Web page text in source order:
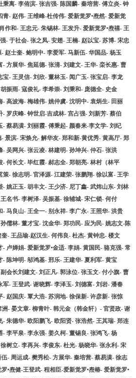
秉离- 李侑滨- 张吉强- 陈国麟- 秦培营- 傅立炎- 钟
- 赵伟- 王维峰-杜传伟- 爱新觉罗•焘然- 爱新觉
作和- 王忠元- 朱锡林- 王发升- 爱新觉罗•焘禧- 王
- 于社会- 张之凤- 安翅- 王楠- 赵以宝- 苏博- 宋忠
赵士奎- 鲍明中- 李爱军- 马新伍- 华国品- 杨玉
- 方展华- 焦延德- 张清- 刘建文- 王华- 栾长惠- 曹
宝- 王灵信- 刘欣- 董林玉- 闻广玉- 张宝启- 李龙
振雨- 寇俊礼- 李希崇- 刘秉和- 庞德全- 史金
- 高波海- 梅雄伟- 姚仲虞- 沈明中- 袁炳生- 田丽
- 罗庆峰- 钟世启-吉成林- 宫占强- 刘新芳- 蔡伯
- 蔡易潢- 刘丽霞- 傅秉起- 颜春来-李文学- 刘纪
景滨- 宋焕允- 解华友- 郑和新-黄优秀- 黄高厅- 郑
- 吴网兴- 张云凌- 林建明- 孙坤兴- 仲石- 张洪
- 何长文- 毕红霞- 郝志全- 郑朝亮- 林村（林平
策- 徐志明- 官泽源- 江建荣- 张鹏翔- 徐以富- 王学
- 姚正玉- 胡丰文- 王少济- 尼丁鑫- 武炜山东- 刘林
名书- 李树泽- 吴振基- 徐辅城- 宋仁锁- 何付
- 马良山- 王全一- 别永祥- 李广永- 王照华- 洪贵
儒林- 董才宝- 沈金华- 郑功民- 应为民- 姚志文-陈
- 王品瑜-赵汉生- 何伟良- 杜杰- 黄钟忠- 楼文
卢婵娟- 爱新觉罗•金适- 李娟- 黄国民- 骆克强- 常
- 陈坤明- 邬鸿基- 邢乐- 王建华- 夏利军- 黄宝
会长刘建文- 刘正凡- 郭泳位- 张玉文- 付小旗- 曹
军- 王登武- 谢晓辉- 李泽玉- 刘德富- 刘岩- 潘春
- 赵国庆- 覃大浩- 苏润地- 徐保新- 许彦新- 张惊
- 晏文章- 柳青叶- 韩元金（韩金轩）- 官贤政- 谢
- 朱德华- 欧阳鹏飞- 欧阳贤- 张浩然- 王其瑞- 郑连
- 李平泉- 李永强- 姜久柯- 董锡良- 张鸿飞- 杨
树立- 李再兴- 李俊东- 杜光- 杨晓华- 张永利- 宋
- 周运成- 樊秀松- 方展华- 秦培营- 蔡易潢- 徐志
•焘健-王登武- 程相臣-爱新觉罗•焘椿- 爱新觉罗•